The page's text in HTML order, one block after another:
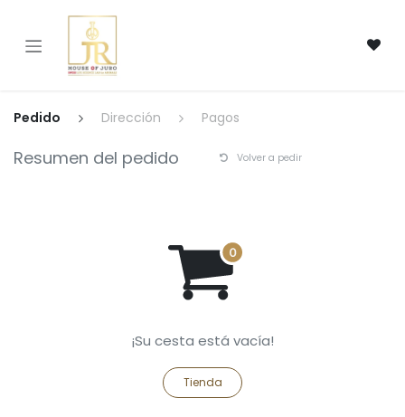
Pedido Dirección Pagos
Resumen del pedido Volver a pedir
¡Su cesta está vacía!
Tienda